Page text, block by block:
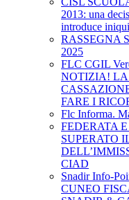
2013: una
introduce
RASSEGNA
2025
FLC CGIL
NOTIZIA! LA
FARE I
Flc Informa.
FEDERATA
SUPERATO
CIAD
Snadir Info-
CUNEO